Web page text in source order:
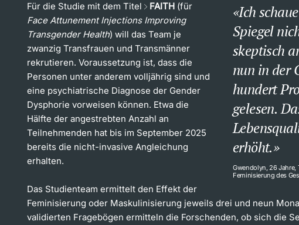
Ich
Spiegel
skeptisch
nun in der
hundert
gelesen.
erhöht.
Gwendolyn, 26 Jahre,
Feminisierung des
Für die Studie mit dem Titel FAITH (für
Face Attunement Injections Improving
Transgender Health) will das Team je
zwanzig Transfrauen und Transmänner
rekrutieren. Voraussetzung ist, dass die
Personen unter anderem volljährig sind und
eine psychiatrische Diagnose der Gender
Dysphorie vorweisen können. Etwa die
Hälfte der angestrebten Anzahl an
Teilnehmenden hat bis im September 2025
bereits die nicht-invasive Angleichung
erhalten.
Das Studienteam ermittelt den Effekt der
Feminisierung oder Maskulinisierung jeweils drei und neun
validierten Fragebögen ermitteln die Forschenden, ob sich die